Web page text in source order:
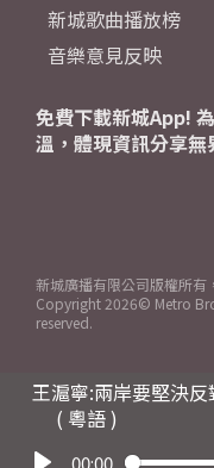
王滬寧:兩岸要堅決
( 粵語 )
00:00
新城歌曲播放榜
音樂意見反映
免費下載新城App!
溫，體現資訊分享無
新城廣播有限公司版權所有
Copyright 2026© Metro
reserved.